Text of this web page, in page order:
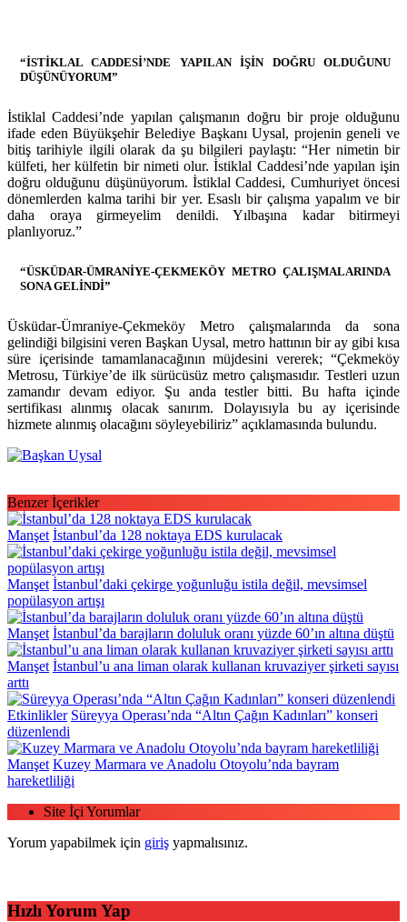
“İSTİKLAL CADDESİ’NDE YAPILAN İŞİN DOĞRU OLDUĞUNU
DÜŞÜNÜYORUM”
İstiklal Caddesi’nde yapılan çalışmanın doğru bir proje olduğunu
ifade eden Büyükşehir Belediye Başkanı Uysal, projenin geneli ve
bitiş tarihiyle ilgili olarak da şu bilgileri paylaştı: “Her nimetin bir
külfeti, her külfetin bir nimeti olur. İstiklal Caddesi’nde yapılan işin
doğru olduğunu düşünüyorum. İstiklal Caddesi, Cumhuriyet öncesi
dönemlerden kalma tarihi bir yer. Esaslı bir çalışma yapalım ve bir
daha oraya girmeyelim denildi. Yılbaşına kadar bitirmeyi
planlıyoruz.”
“ÜSKÜDAR-ÜMRANİYE-ÇEKMEKÖY METRO ÇALIŞMALARINDA
SONA GELİNDİ”
Üsküdar-Ümraniye-Çekmeköy Metro çalışmalarında da sona
gelindiği bilgisini veren Başkan Uysal, metro hattının bir ay gibi kısa
süre içerisinde tamamlanacağının müjdesini vererek; “Çekmeköy
Metrosu, Türkiye’de ilk sürücüsüz metro çalışmasıdır. Testleri uzun
zamandır devam ediyor. Şu anda testler bitti. Bu hafta içinde
sertifikası alınmış olacak sanırım. Dolayısıyla bu ay içerisinde
hizmete alınmış olacağını söyleyebiliriz” açıklamasında bulundu.
Benzer İçerikler
Manşet İstanbul’da 128 noktaya EDS kurulacak
Manşet İstanbul’daki çekirge yoğunluğu istila değil, mevsimsel
popülasyon artışı
Manşet İstanbul’da barajların doluluk oranı yüzde 60’ın altına düştü
Manşet İstanbul’u ana liman olarak kullanan kruvaziyer şirketi sayısı
arttı
Etkinlikler Süreyya Operası’nda “Altın Çağın Kadınları” konseri
düzenlendi
Manşet Kuzey Marmara ve Anadolu Otoyolu’nda bayram
hareketliliği
Site İçi Yorumlar
Yorum yapabilmek için giriş yapmalısınız.
Hızlı Yorum Yap